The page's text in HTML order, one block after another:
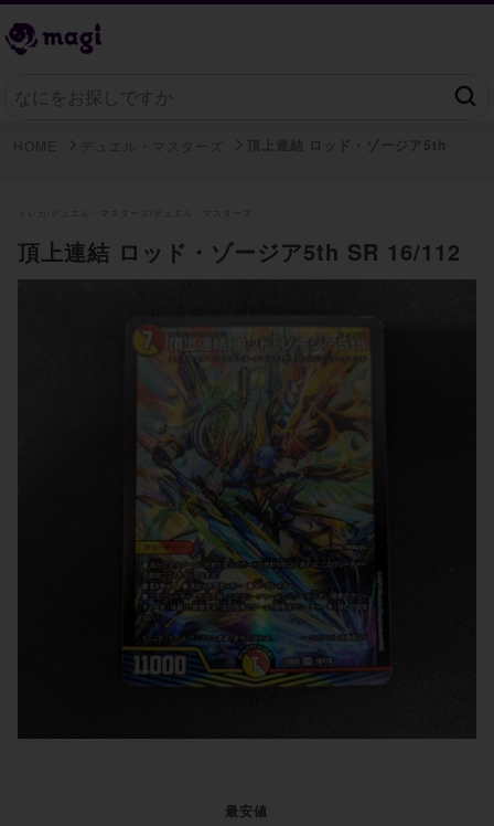
頂上連結 ロッド・ゾージア5th SR 16/112
最安値